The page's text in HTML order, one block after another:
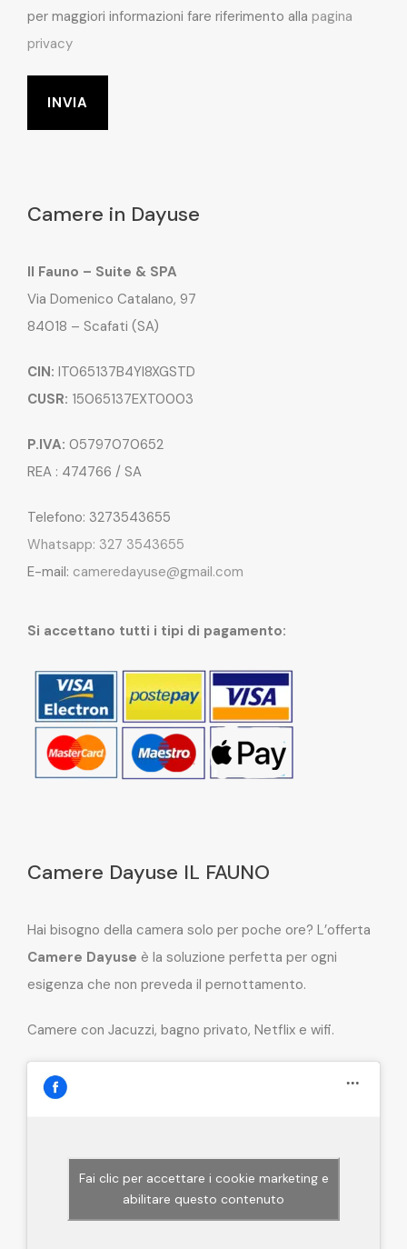
per maggiori informazioni fare riferimento alla pagina
privacy
Camere in Dayuse
Il Fauno – Suite & SPA
Via Domenico Catalano, 97
84018 – Scafati (SA)
CIN: IT065137B4YI8XGSTD
CUSR: 15065137EXT0003
P.IVA: 05797070652
REA : 474766 / SA
Telefono: 3273543655
Whatsapp: 327 3543655
E-mail: cameredayuse@gmail.com
Si accettano tutti i tipi di pagamento:
Camere Dayuse IL FAUNO
Hai bisogno della camera solo per poche ore? L’offerta
Camere Dayuse è la soluzione perfetta per ogni
esigenza che non preveda il pernottamento.
Camere con Jacuzzi, bagno privato, Netflix e wifi.
Fai clic per accettare i cookie marketing e
abilitare questo contenuto